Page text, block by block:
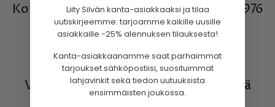
Kotimaista kultasepäntyötä vuodesta 1976
Valmistettu ekologisesta kierrätetystä
kullasta
Liity Silván kanta-asiakkaaksi ja tilaa
uutiskirjeemme: tarjoamme kaikille uusille
asiakkaille -25% alennuksen tilauksesta!
Kanta-asiakkaanamme saat parhaimmat
tarjoukset sähköpostiisi, suosituimmat
lahjavinkit sekä tiedon uutuuksista
ensimmäisten joukossa.